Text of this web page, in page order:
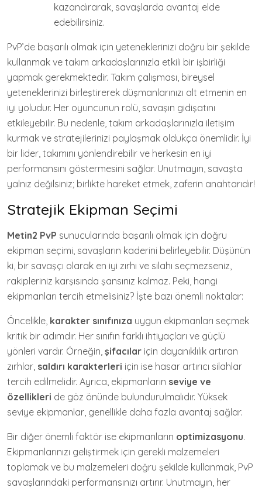
kazandırarak, savaşlarda avantaj elde
edebilirsiniz.
PvP’de başarılı olmak için yeteneklerinizi doğru bir şekilde
kullanmak ve takım arkadaşlarınızla etkili bir işbirliği
yapmak gerekmektedir. Takım çalışması, bireysel
yeteneklerinizi birleştirerek düşmanlarınızı alt etmenin en
iyi yoludur. Her oyuncunun rolü, savaşın gidişatını
etkileyebilir. Bu nedenle, takım arkadaşlarınızla iletişim
kurmak ve stratejilerinizi paylaşmak oldukça önemlidir. İyi
bir lider, takımını yönlendirebilir ve herkesin en iyi
performansını göstermesini sağlar. Unutmayın, savaşta
yalnız değilsiniz; birlikte hareket etmek, zaferin anahtarıdır!
Stratejik Ekipman Seçimi
Metin2 PvP sunucularında başarılı olmak için doğru
ekipman seçimi, savaşların kaderini belirleyebilir. Düşünün
ki, bir savaşçı olarak en iyi zırhı ve silahı seçmezseniz,
rakipleriniz karşısında şansınız kalmaz. Peki, hangi
ekipmanları tercih etmelisiniz? İşte bazı önemli noktalar:
Öncelikle, karakter sınıfınıza uygun ekipmanları seçmek
kritik bir adımdır. Her sınıfın farklı ihtiyaçları ve güçlü
yönleri vardır. Örneğin, şifacılar için dayanıklılık artıran
zırhlar, saldırı karakterleri için ise hasar artırıcı silahlar
tercih edilmelidir. Ayrıca, ekipmanların seviye ve
özellikleri de göz önünde bulundurulmalıdır. Yüksek
seviye ekipmanlar, genellikle daha fazla avantaj sağlar.
Bir diğer önemli faktör ise ekipmanların optimizasyonu.
Ekipmanlarınızı geliştirmek için gerekli malzemeleri
toplamak ve bu malzemeleri doğru şekilde kullanmak, PvP
savaşlarındaki performansınızı artırır. Unutmayın, her